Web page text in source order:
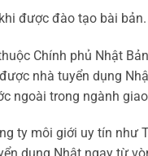
được đào tạo bài bản.
Chính phủ Nhật
nhà tuyển dụng
ngoài trong ngành
ty môi giới uy tín như